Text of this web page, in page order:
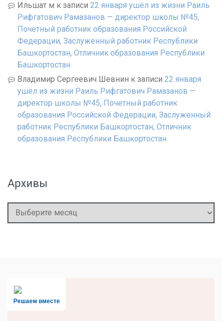
Ильшат м к записи 22 января ушёл из жизни Раиль
Рифгатович Рамазанов — директор школы №45,
Почетный работник образования Российской
Федерации, Заслуженный работник Республики
Башкортостан, Отличник образования Республики
Башкортостан
Владимир Сергеевич Шевнин к записи 22 января
ушёл из жизни Раиль Рифгатович Рамазанов —
директор школы №45, Почетный работник
образования Российской Федерации, Заслуженный
работник Республики Башкортостан, Отличник
образования Республики Башкортостан
Архивы
Архивы
Решаем вместе